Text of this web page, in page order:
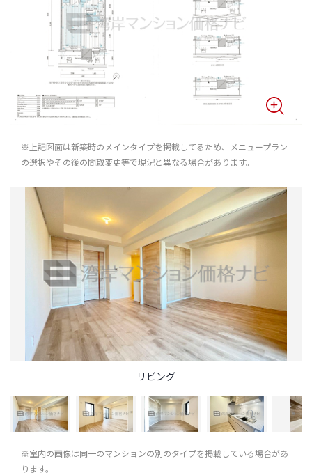
※上記図面は新築時のメインタイプを掲載してるため、メニュープラン
の選択やその後の間取変更等で現況と異なる場合があります。
リビング
※室内の画像は同一のマンションの別のタイプを掲載している場合があ
ります。